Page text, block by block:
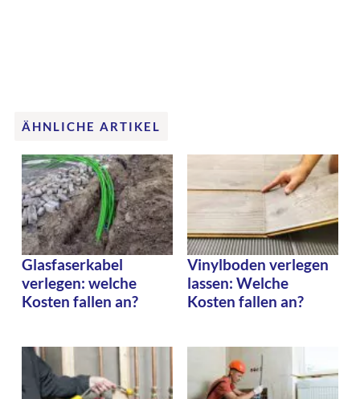
ÄHNLICHE ARTIKEL
Glasfaserkabel
verlegen: welche
Kosten fallen an?
Vinylboden verlegen
lassen: Welche
Kosten fallen an?